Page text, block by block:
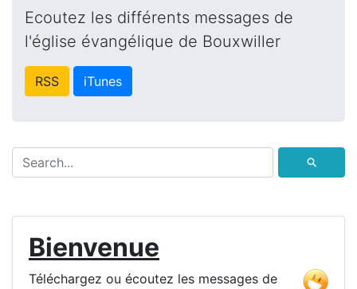
Ecoutez les différents messages de
l'église évangélique de Bouxwiller
RSS iTunes
⚲
Bienvenue
Téléchargez ou écoutez les messages de